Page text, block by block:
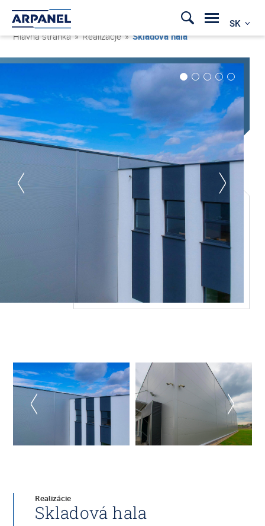
SK
Hlavná stránka » Realizacje »Skladová hala
Realizácie
Skladová hala